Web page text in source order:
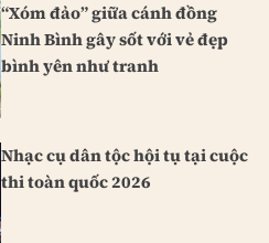
“Xóm đảo” giữa cánh đồng
Ninh Bình gây sốt với vẻ đẹp
bình yên như tranh
Nhạc cụ dân tộc hội tụ tại cuộc
thi toàn quốc 2026